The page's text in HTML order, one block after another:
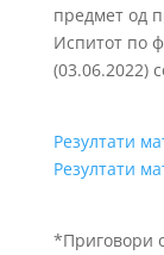
предмет од
Испитот по
(03.06.2022)
Резултати
Резултати
*Приговори